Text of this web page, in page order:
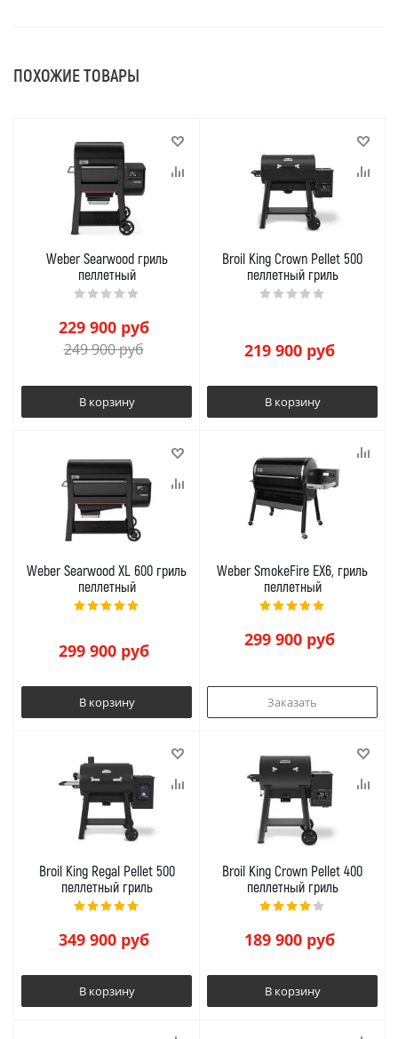
ПОХОЖИЕ ТОВАРЫ
Weber Searwood гриль
пеллетный
229 900руб
249 900руб
В корзину
Broil King Crown Pellet 500
пеллетный гриль
219 900руб
В корзину
Weber Searwood XL 600 гриль
пеллетный
299 900руб
В корзину
Weber SmokeFire EX6, гриль
пеллетный
299 900руб
Заказать
Broil King Regal Pellet 500
пеллетный гриль
349 900руб
В корзину
Broil King Crown Pellet 400
пеллетный гриль
189 900руб
В корзину